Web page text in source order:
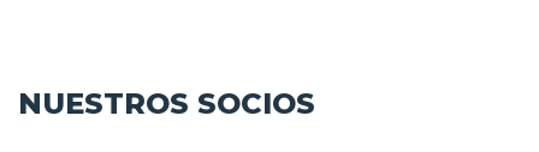
NUESTROS SOCIOS